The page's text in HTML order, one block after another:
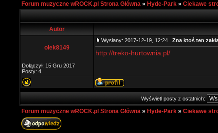
Forum muzyczne wROCK.pl Strona Główna » Hyde-Park » Ciekawe
Autor
olek8149
Dołączył: 15 Gru 2017
Posty: 4
Wysłany: 2017-12-19, 12:24 Zna ktoś ten
http://treko-hurtownia.pl/
Wyświetl posty z ostatnich:
Forum muzyczne wROCK.pl Strona Główna » Hyde-Park » Ciekawe